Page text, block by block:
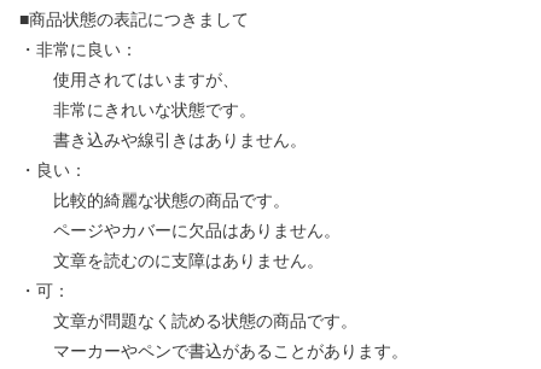
■商品状態の表記につきまして
・非常に良い：
使用されてはいますが、
非常にきれいな状態です。
書き込みや線引きはありません。
・良い：
比較的綺麗な状態の商品です。
ページやカバーに欠品はありません。
文章を読むのに支障はありません。
・可：
文章が問題なく読める状態の商品です。
マーカーやペンで書込があることがあります。